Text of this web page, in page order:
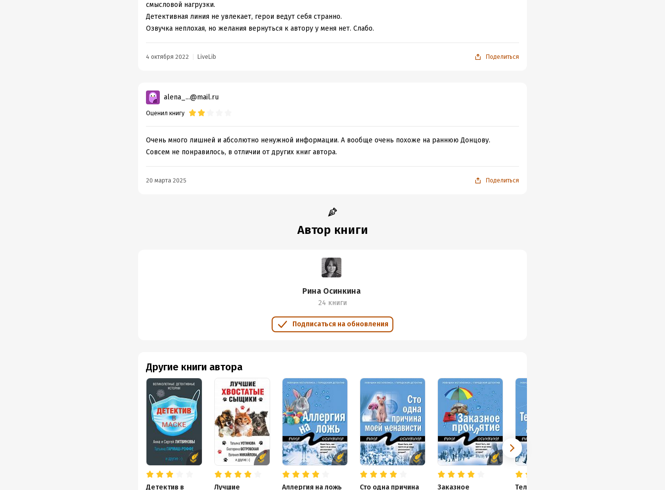
смысловой нагрузки.
Детективная линия не увлекает, герои ведут себя странно.
Озвучка неплохая, но желания вернуться к автору у меня нет. Слабо.
4 октября 2022 LiveLib Поделиться
alena_...@mail.ru
Оценил книгу
Очень много лишней и абсолютно ненужной информации. А вообще очень похоже на раннюю Донцову.
Совсем не понравилось, в отличии от других книг автора.
20 марта 2025 Поделиться
Автор книги
Рина Осинкина
24 книги
Подписаться на обновления
Другие книги автора
Детектив в
Лучшие
Аллергия на ложь
Сто одна причина
Заказное
Телохранитель для